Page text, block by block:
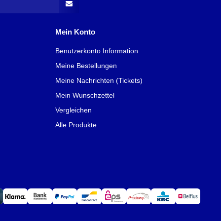
Mein Konto
Benutzerkonto Information
Meine Bestellungen
Meine Nachrichten (Tickets)
Mein Wunschzettel
Vergleichen
Alle Produkte